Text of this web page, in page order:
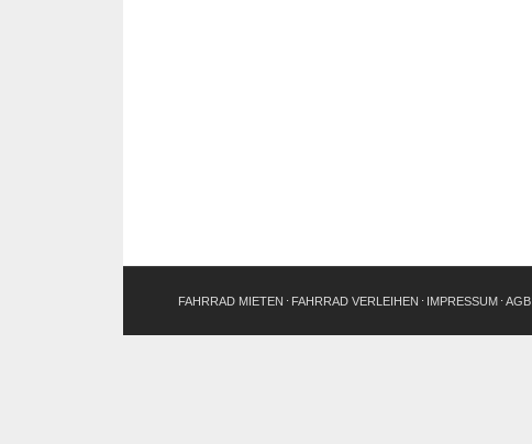
FAHRRAD MIETEN FAHRRAD VERLEIHEN IMPRESSUM AGB